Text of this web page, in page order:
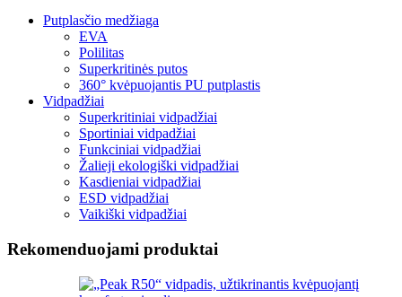
Putplasčio medžiaga
EVA
Polilitas
Superkritinės putos
360° kvėpuojantis PU putplastis
Vidpadžiai
Superkritiniai vidpadžiai
Sportiniai vidpadžiai
Funkciniai vidpadžiai
Žalieji ekologiški vidpadžiai
Kasdieniai vidpadžiai
ESD vidpadžiai
Vaikiški vidpadžiai
Rekomenduojami produktai